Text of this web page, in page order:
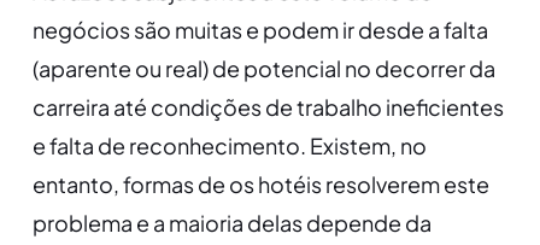
negócios são muitas e podem ir desde a falta
(aparente ou real) de potencial no decorrer da
carreira até condições de trabalho ineficientes
e falta de reconhecimento. Existem, no
entanto, formas de os hotéis resolverem este
problema e a maioria delas depende da